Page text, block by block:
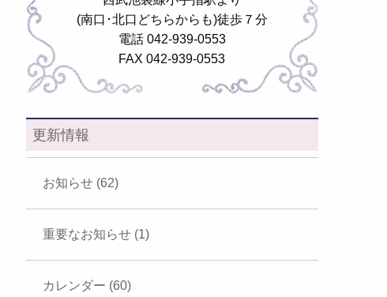
(南口･北口どちらからも)徒歩７分
電話 042-939-0553
FAX 042-939-0553
更新情報
お知らせ (62)
重要なお知らせ (1)
カレンダー (60)